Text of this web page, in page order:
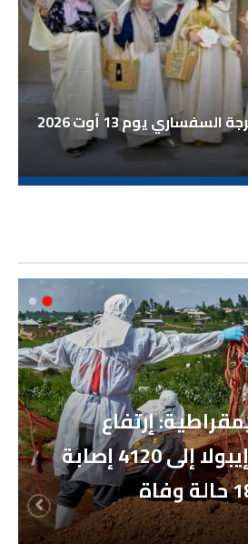
يوم 13 أوت 2026
إرتفاع
حصيلة وباء إيبولا إلى 4120 إصابة